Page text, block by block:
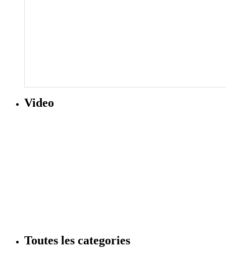
Video
Toutes les categories